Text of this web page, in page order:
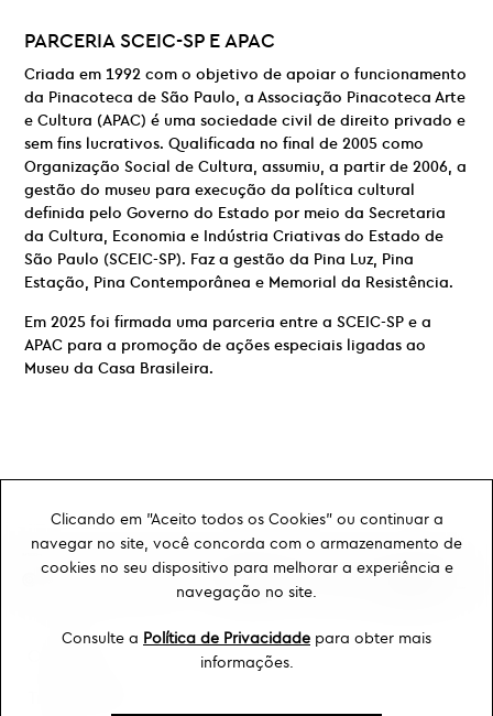
PARCERIASCEIC-SP EAPAC
Criada em 1992 com o objetivo de apoiar o funcionamento
da Pinacoteca de São Paulo, a Associação Pinacoteca Arte
e Cultura (APAC) é uma sociedade civil de direito privado e
sem fins lucrativos. Qualificada no final de 2005 como
Organização Social de Cultura, assumiu, a partir de 2006, a
gestão do museu para execução da política cultural
definida pelo Governo do Estado por meio da Secretaria
da Cultura, Economia e Indústria Criativas do Estado de
São Paulo (SCEIC-SP). Faz a gestão da Pina Luz, Pina
Estação, Pina Contemporânea e Memorial da Resistência.
Em 2025 foi firmada uma parceria entre a SCEIC-SP e a
APAC para a promoção de ações especiais ligadas ao
Museu da Casa Brasileira.
Clicando em "Aceito todos os Cookies" ou continuar a
navegar no site, você concorda com o armazenamento de
cookies no seu dispositivo para melhorar a experiência e
navegação no site.
Consulte a Política de Privacidade para obter mais
informações.